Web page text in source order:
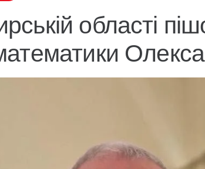
області